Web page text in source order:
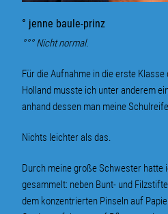
° jenne baule-prinz
°°° Nicht normal.
Für die Aufnahme in die erste
Holland musste ich unter anderem
anhand dessen man meine
Nichts leichter als das.
Durch meine große Schwester hatte
gesammelt: neben Bunt- und
dem konzentrierten Pinseln auf